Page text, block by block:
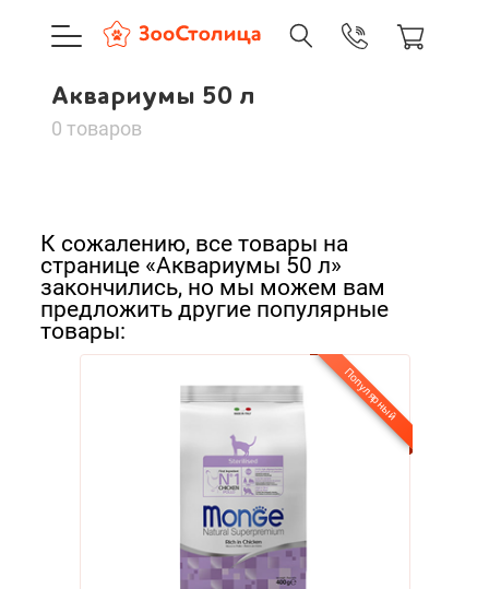
Аквариумы 50 л
0 товаров
К сожалению, все товары на
странице «Аквариумы 50 л»
закончились, но мы можем вам
предложить другие популярные
товары:
Популярный
Аквариумы 50 л
По популярности
Cначала дешевые
Cначала дорогие
Каталог товаров
О компании
Доставка и оплата